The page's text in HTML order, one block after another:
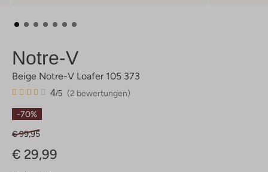
Notre-V
Beige Notre-V Loafer 105 373
(2 bewertungen)
4/5
2
4
Sterne
-70%
€ 99,95
€ 29,99